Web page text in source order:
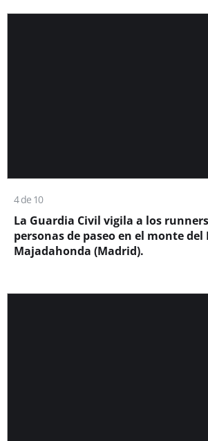
4 de 10
La Guardia Civil vigila a los
personas de paseo en el monte del
Majadahonda (Madrid).